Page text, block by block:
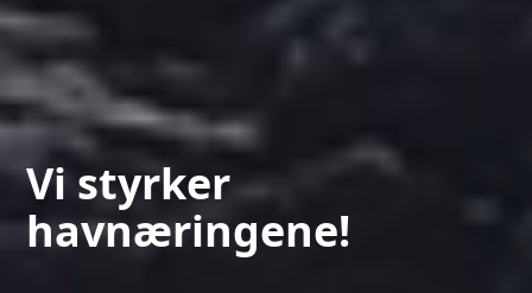
Vi styrker
havnæringene!